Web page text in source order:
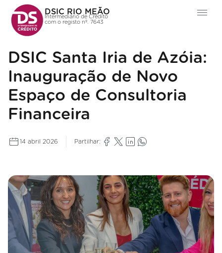
DSIC RIO MEÃO
Intermediário de Crédito
com o registo nº. 7643
DSIC Santa Iria de Azóia:
Inauguração de Novo
Espaço de Consultoria
Financeira
14 abril 2026 Partilhar: